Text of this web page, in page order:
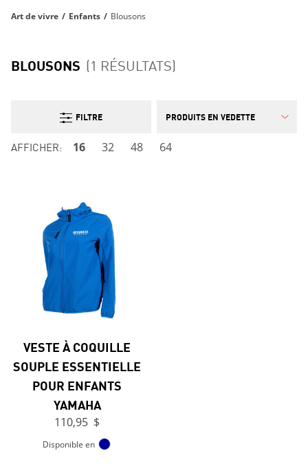
Art de vivre / Enfants / Blousons
BLOUSONS (1 RÉSULTATS)
FILTRE
AFFICHER: 16 32 48 64
VESTE À COQUILLE
SOUPLE ESSENTIELLE
POUR ENFANTS
YAMAHA
110,95 $
Disponible en